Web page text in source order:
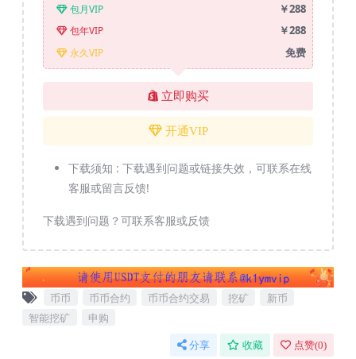
包月VIP ￥288
包年VIP ￥288
永久VIP 免费
立即购买
开通VIP
下载须知 : 下载遇到问题或链接失效，可联系在线
客服或留言反馈!
下载遇到问题？可联系客服或反馈
币币 币币合约 币币合约交易 挖矿
新币
智能挖矿
申购
分享 收藏 点赞(0)